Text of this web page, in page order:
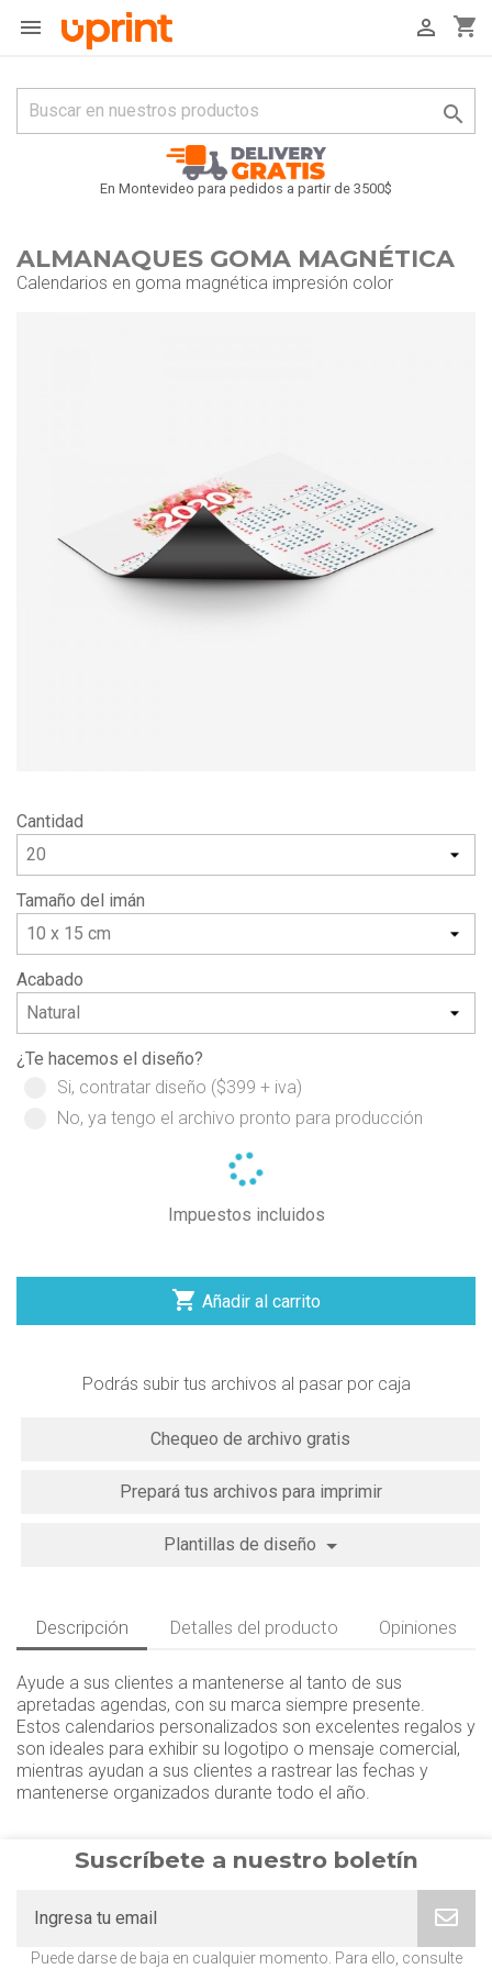
 shopping_cart


En Montevideo para pedidos a partir de 3500$
ALMANAQUES GOMA MAGNÉTICA
Calendarios en goma magnética impresión color
Cantidad
Tamaño del imán
Acabado
¿Te hacemos el diseño?
Si, contratar diseño ($399 + iva)
No, ya tengo el archivo pronto para producción
Impuestos incluidos
 Añadir al carrito
Podrás subir tus archivos al pasar por caja
Chequeo de archivo gratis
Prepará tus archivos para imprimir
Plantillas de diseño
Descripción Detalles del producto Opiniones
Ayude a sus clientes a mantenerse al tanto de sus
apretadas agendas, con su marca siempre presente.
Estos calendarios personalizados son excelentes regalos y
son ideales para exhibir su logotipo o mensaje comercial,
mientras ayudan a sus clientes a rastrear las fechas y
mantenerse organizados durante todo el año.
Suscríbete a nuestro boletín
Puede darse de baja en cualquier momento. Para ello, consulte